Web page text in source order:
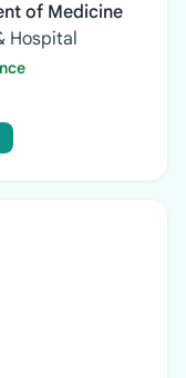
of Medicine
Hospital